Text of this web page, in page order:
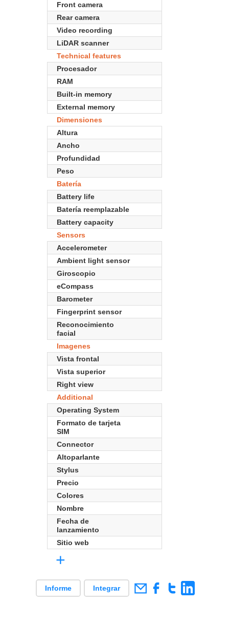
Front camera
Rear camera
Video recording
LiDAR scanner
Technical features
Procesador
RAM
Built-in memory
External memory
Dimensiones
Altura
Ancho
Profundidad
Peso
Batería
Battery life
Batería reemplazable
Battery capacity
Sensors
Accelerometer
Ambient light sensor
Giroscopio
eCompass
Barometer
Fingerprint sensor
Reconocimiento
facial
Imagenes
Vista frontal
Vista superior
Right view
Additional
Operating System
Formato de tarjeta
SIM
Connector
Altoparlante
Stylus
Precio
Colores
Nombre
Fecha de
lanzamiento
Sitio web
+
Informe Integrar